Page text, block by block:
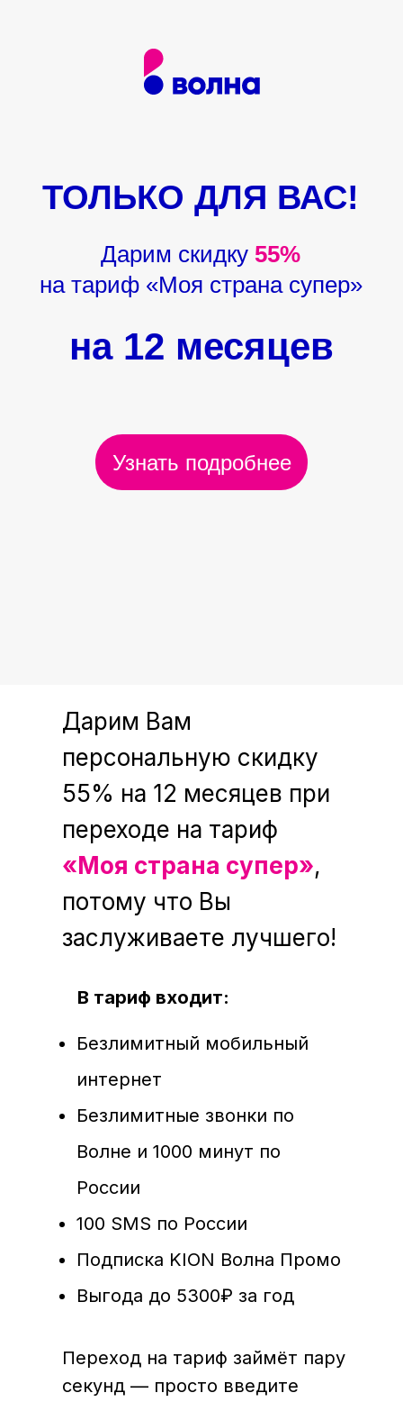
ТОЛЬКО ДЛЯ ВАС!
на 12 месяцев
Дарим скидку 55%
на тариф «Моя страна супер»
Узнать подробнее
Переход на тариф займёт пару
секунд — просто введите
Безлимитный мобильный
интернет
Безлимитные звонки по
Волне и 1000 минут по
России
100 SMS по России
Подписка KION Волна Промо
Выгода до 5300₽ за год
Дарим Вам
персональную скидку
55% на 12 месяцев при
переходе на тариф
«Моя страна супер»,
потому что Вы
заслуживаете лучшего!
В тариф входит: